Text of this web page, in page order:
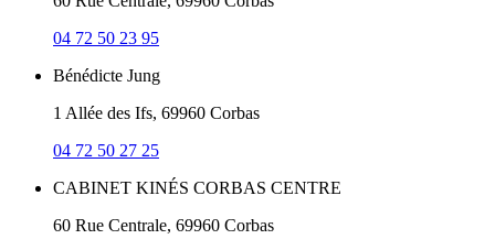
04 72 50 23 95
Bénédicte Jung
1 Allée des Ifs, 69960 Corbas
04 72 50 27 25
CABINET KINÉS CORBAS CENTRE
60 Rue Centrale, 69960 Corbas